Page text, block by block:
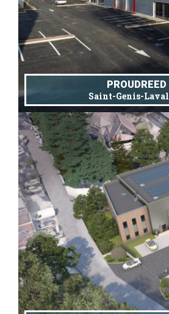
PROUDREED
Saint-Genis-Laval